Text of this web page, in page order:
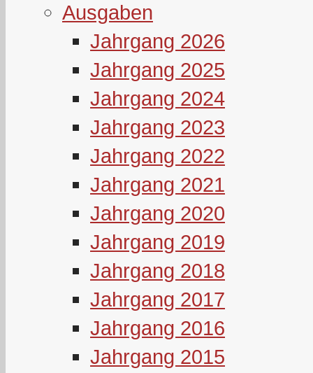
Ausgaben
Jahrgang 2026
Jahrgang 2025
Jahrgang 2024
Jahrgang 2023
Jahrgang 2022
Jahrgang 2021
Jahrgang 2020
Jahrgang 2019
Jahrgang 2018
Jahrgang 2017
Jahrgang 2016
Jahrgang 2015